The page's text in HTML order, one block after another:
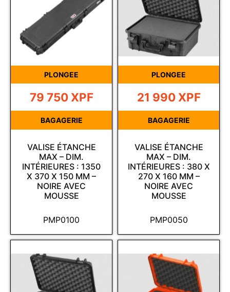
PLONGEE
PMP0100
VALISE ÉTANCHE
MAX – DIM.
INTÉRIEURES : 1350
X 370 X 150 MM –
NOIRE AVEC
MOUSSE
79 750 XPF
BAGAGERIE
PLONGEE
PMP0050
VALISE ÉTANCHE
MAX – DIM.
INTÉRIEURES : 380 X
270 X 160 MM –
NOIRE AVEC
MOUSSE
21 990 XPF
BAGAGERIE